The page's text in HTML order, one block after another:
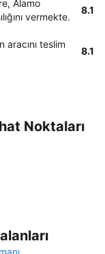
Alamo
vermekte.
8.1
aracını teslim
8.1
Noktaları